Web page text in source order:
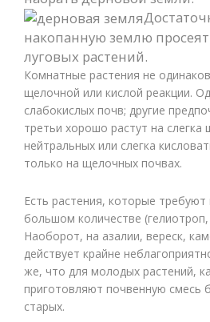
накопанную землю
луговых растений.
Комнатные растения не
щелочной или кислой реакции.
слабокислых почв; другие
третьи хорошо растут на слегка
нейтральных или слегка
только на щелочных почвах.
Есть растения, которые требуют
большом количестве
Наоборот, на азалии, вереск,
действует крайне
же, что для молодых растений,
приготовляют почвенную смесь
старых.